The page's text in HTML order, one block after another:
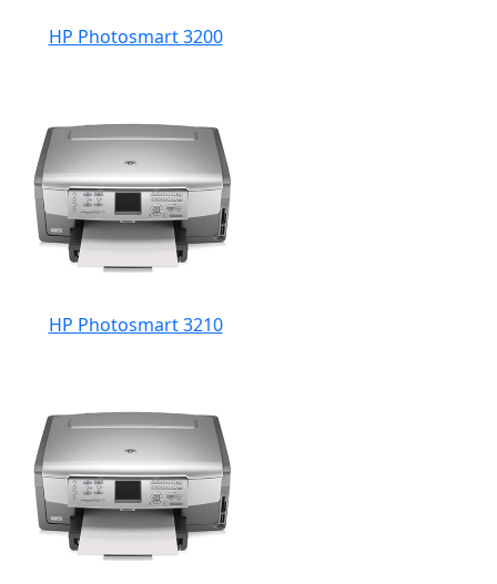
HP Photosmart 3200
HP Photosmart 3210